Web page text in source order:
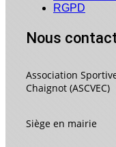
RGPD
Nous
Association
Chaignot (ASCVEC)
Siège en mairie